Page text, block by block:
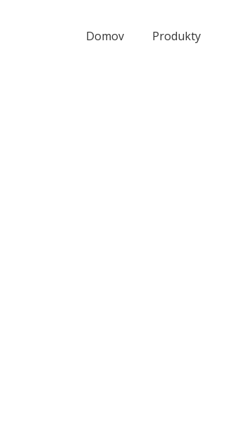
Domov Produkty